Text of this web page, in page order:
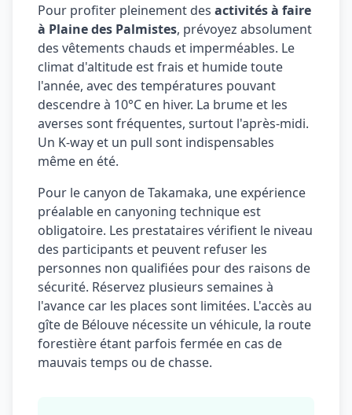
Pour profiter pleinement des activités à faire
à Plaine des Palmistes, prévoyez absolument
des vêtements chauds et imperméables. Le
climat d'altitude est frais et humide toute
l'année, avec des températures pouvant
descendre à 10°C en hiver. La brume et les
averses sont fréquentes, surtout l'après-midi.
Un K-way et un pull sont indispensables
même en été.
Pour le canyon de Takamaka, une expérience
préalable en canyoning technique est
obligatoire. Les prestataires vérifient le niveau
des participants et peuvent refuser les
personnes non qualifiées pour des raisons de
sécurité. Réservez plusieurs semaines à
l'avance car les places sont limitées. L'accès au
gîte de Bélouve nécessite un véhicule, la route
forestière étant parfois fermée en cas de
mauvais temps ou de chasse.